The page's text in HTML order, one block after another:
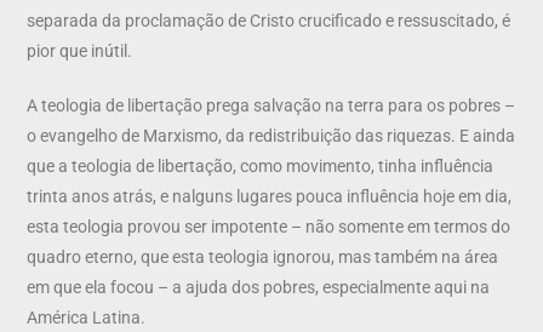
separada da proclamação de Cristo crucificado e ressuscitado, é
pior que inútil.
A teologia de libertação prega salvação na terra para os pobres –
o evangelho de Marxismo, da redistribuição das riquezas. E ainda
que a teologia de libertação, como movimento, tinha influência
trinta anos atrás, e nalguns lugares pouca influência hoje em dia,
esta teologia provou ser impotente – não somente em termos do
quadro eterno, que esta teologia ignorou, mas também na área
em que ela focou – a ajuda dos pobres, especialmente aqui na
América Latina.